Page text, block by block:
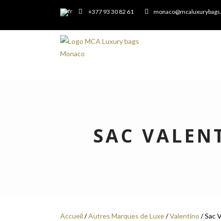
+377 93 30 82 61
SAC
Accueil /Autres Marques de Luxe/Valentino / Sac